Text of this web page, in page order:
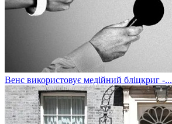
​Венс використовує медійний бліцкриг -...